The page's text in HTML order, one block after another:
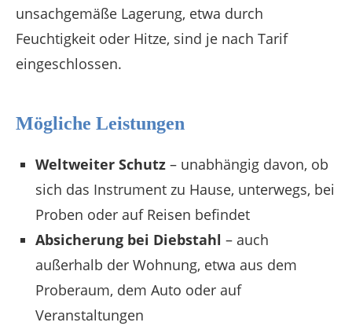
unsachgemäße Lagerung, etwa durch
Feuchtigkeit oder Hitze, sind je nach Tarif
eingeschlossen.
Mögliche Leistungen
Weltweiter Schutz – unabhängig davon, ob
sich das Instrument zu Hause, unterwegs, bei
Proben oder auf Reisen befindet
Absicherung bei Diebstahl – auch
außerhalb der Wohnung, etwa aus dem
Proberaum, dem Auto oder auf
Veranstaltungen